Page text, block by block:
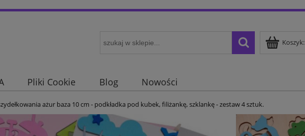
Koszyk:
Pliki Cookie Blog Nowości
ażur baza 10 cm - podkładka pod kubek, filiżankę, szklankę - zestaw 4 sztuk.